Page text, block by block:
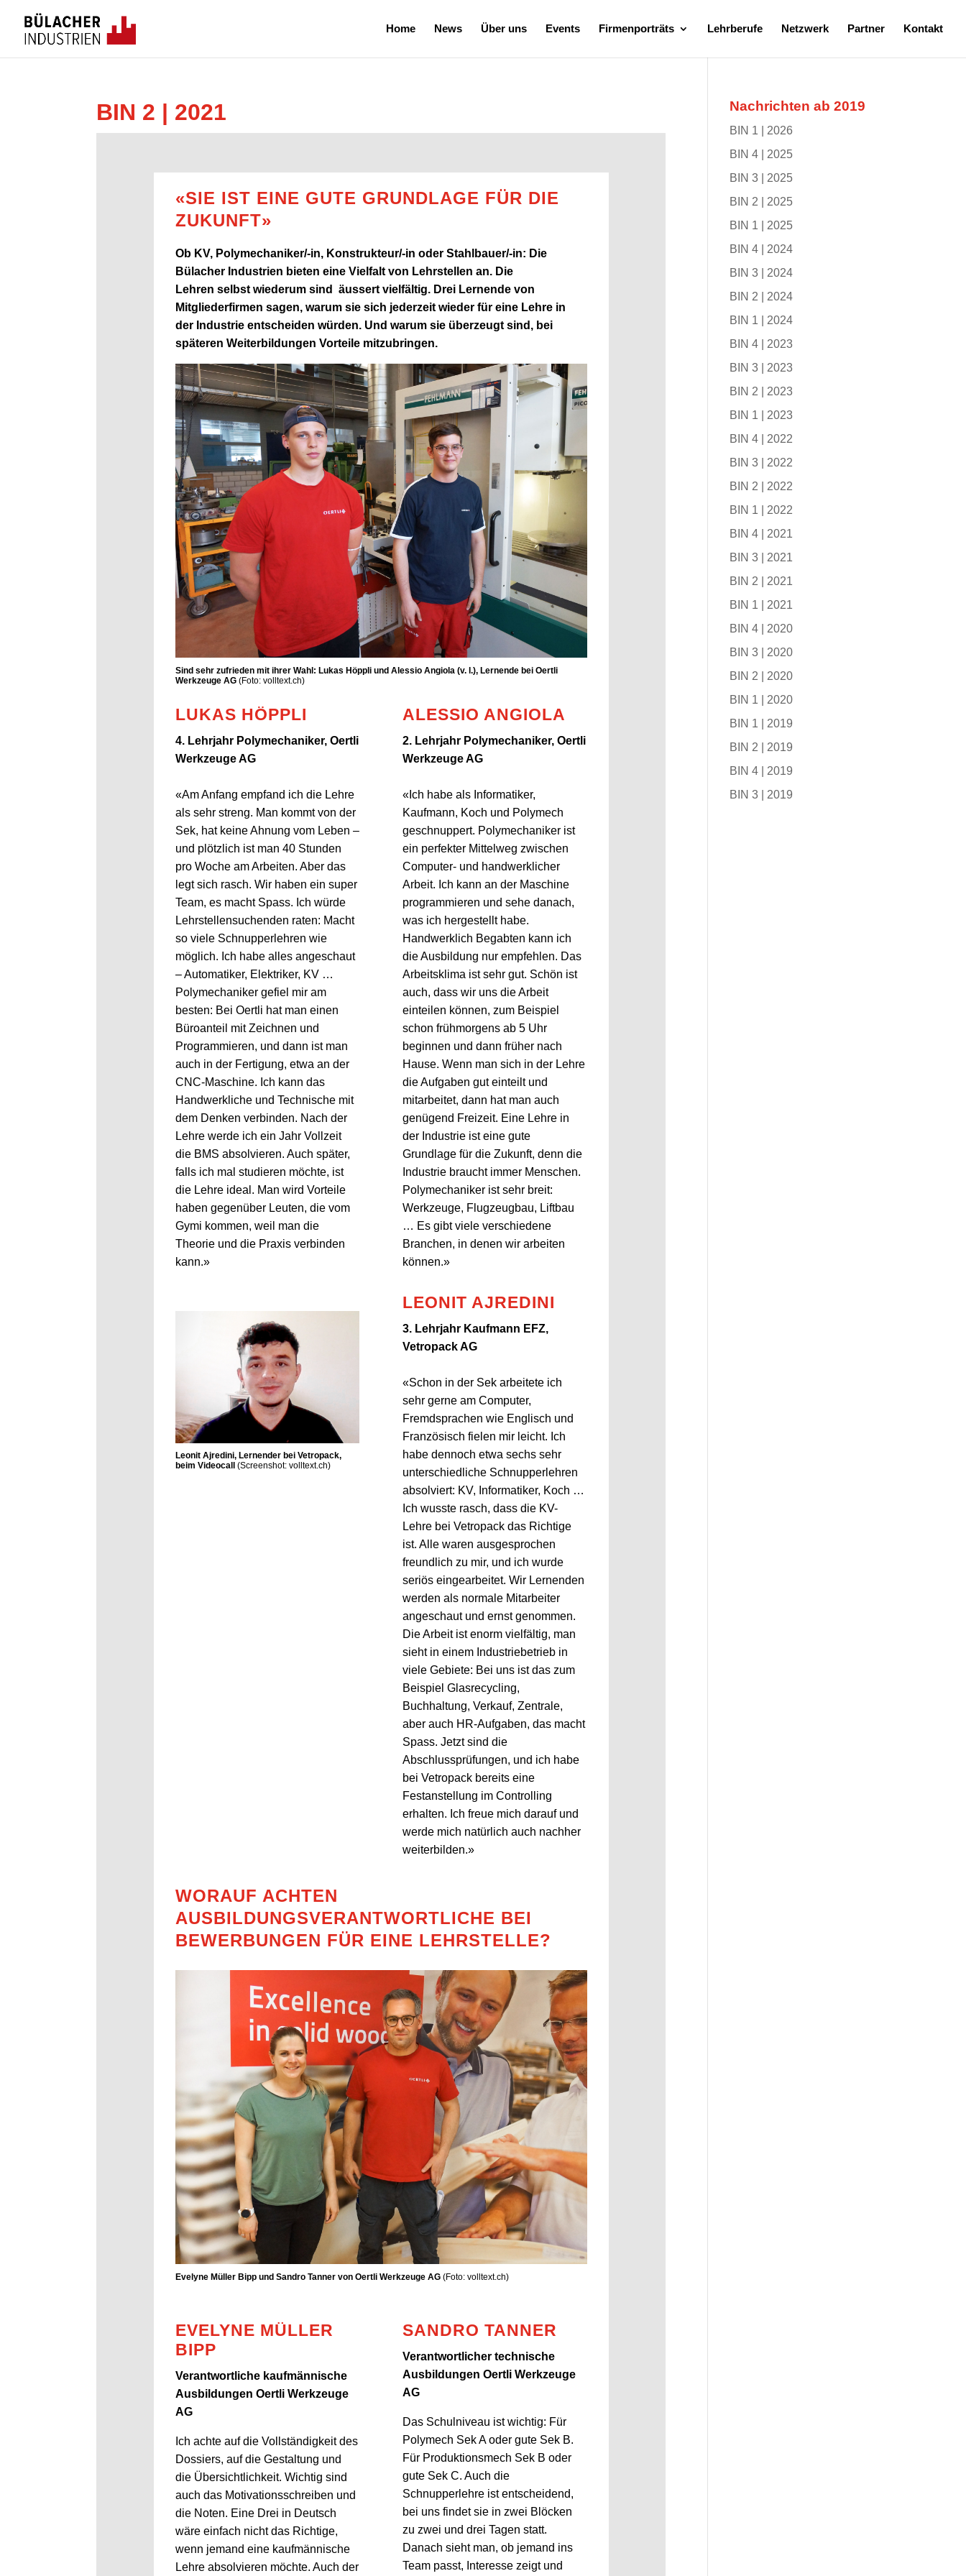
Home News Über uns Events Firmenporträts Lehrberufe Netzwerk Partner Kontakt
BIN 2 | 2021
«SIE IST EINE GUTE GRUNDLAGE FÜR DIE
ZUKUNFT»
Ob KV, Polymechaniker/-in, Konstrukteur/-in oder Stahlbauer/-in: Die
Bülacher Industrien bieten eine Vielfalt von Lehrstellen an. Die
Lehren selbst wiederum sind äussert vielfältig. Drei Lernende von
Mitgliederfirmen sagen, warum sie sich jederzeit wieder für eine Lehre in
der Industrie entscheiden würden. Und warum sie überzeugt sind, bei
späteren Weiterbildungen Vorteile mitzubringen.
Sind sehr zufrieden mit ihrer Wahl: Lukas Höppli und Alessio Angiola (v. l.), Lernende bei Oertli
Werkzeuge AG(Foto: volltext.ch)
LUKAS HÖPPLI
4. Lehrjahr Polymechaniker, Oertli
Werkzeuge AG
«Am Anfang empfand ich die Lehre
als sehr streng. Man kommt von der
Sek, hat keine Ahnung vom Leben –
und plötzlich ist man 40 Stunden
pro Woche am Arbeiten. Aber das
legt sich rasch. Wir haben ein super
Team, es macht Spass. Ich würde
Lehrstellensuchenden raten: Macht
so viele Schnupperlehren wie
möglich. Ich habe alles angeschaut
– Automatiker, Elektriker, KV …
Polymechaniker gefiel mir am
besten: Bei Oertli hat man einen
Büroanteil mit Zeichnen und
Programmieren, und dann ist man
auch in der Fertigung, etwa an der
CNC-Maschine. Ich kann das
Handwerkliche und Technische mit
dem Denken verbinden. Nach der
Lehre werde ich ein Jahr Vollzeit
die BMS absolvieren. Auch später,
falls ich mal studieren möchte, ist
die Lehre ideal. Man wird Vorteile
haben gegenüber Leuten, die vom
Gymi kommen, weil man die
Theorie und die Praxis verbinden
kann.»
ALESSIO ANGIOLA
2. Lehrjahr Polymechaniker, Oertli
Werkzeuge AG
«Ich habe als Informatiker,
Kaufmann, Koch und Polymech
geschnuppert. Polymechaniker ist
ein perfekter Mittelweg zwischen
Computer- und handwerklicher
Arbeit. Ich kann an der Maschine
programmieren und sehe danach,
was ich hergestellt habe.
Handwerklich Begabten kann ich
die Ausbildung nur empfehlen. Das
Arbeitsklima ist sehr gut. Schön ist
auch, dass wir uns die Arbeit
einteilen können, zum Beispiel
schon frühmorgens ab 5 Uhr
beginnen und dann früher nach
Hause. Wenn man sich in der Lehre
die Aufgaben gut einteilt und
mitarbeitet, dann hat man auch
genügend Freizeit. Eine Lehre in
der Industrie ist eine gute
Grundlage für die Zukunft, denn die
Industrie braucht immer Menschen.
Polymechaniker ist sehr breit:
Werkzeuge, Flugzeugbau, Liftbau
… Es gibt viele verschiedene
Branchen, in denen wir arbeiten
können.»
Leonit Ajredini, Lernender bei Vetropack,
beim Videocall (Screenshot: volltext.ch)
LEONIT AJREDINI
3. Lehrjahr Kaufmann EFZ,
Vetropack AG
«Schon in der Sek arbeitete ich
sehr gerne am Computer,
Fremdsprachen wie Englisch und
Französisch fielen mir leicht. Ich
habe dennoch etwa sechs sehr
unterschiedliche Schnupperlehren
absolviert: KV, Informatiker, Koch …
Ich wusste rasch, dass die KV-
Lehre bei Vetropack das Richtige
ist. Alle waren ausgesprochen
freundlich zu mir, und ich wurde
seriös eingearbeitet. Wir Lernenden
werden als normale Mitarbeiter
angeschaut und ernst genommen.
Die Arbeit ist enorm vielfältig, man
sieht in einem Industriebetrieb in
viele Gebiete: Bei uns ist das zum
Beispiel Glasrecycling,
Buchhaltung, Verkauf, Zentrale,
aber auch HR-Aufgaben, das macht
Spass. Jetzt sind die
Abschlussprüfungen, und ich habe
bei Vetropack bereits eine
Festanstellung im Controlling
erhalten. Ich freue mich darauf und
werde mich natürlich auch nachher
weiterbilden.»
WORAUF ACHTEN
AUSBILDUNGSVERANTWORTLICHE BEI
BEWERBUNGEN FÜR EINE LEHRSTELLE?
Evelyne Müller Bipp und Sandro Tanner von Oertli Werkzeuge AG(Foto: volltext.ch)
EVELYNE MÜLLER
BIPP
Verantwortliche kaufmännische
Ausbildungen Oertli Werkzeuge
AG
Ich achte auf die Vollständigkeit des
Dossiers, auf die Gestaltung und
die Übersichtlichkeit. Wichtig sind
auch das Motivationsschreiben und
die Noten. Eine Drei in Deutsch
wäre einfach nicht das Richtige,
wenn jemand eine kaufmännische
Lehre absolvieren möchte. Auch der
SANDRO TANNER
Verantwortlicher technische
Ausbildungen Oertli Werkzeuge
AG
Das Schulniveau ist wichtig: Für
Polymech Sek A oder gute Sek B.
Für Produktionsmech Sek B oder
gute Sek C. Auch die
Schnupperlehre ist entscheidend,
bei uns findet sie in zwei Blöcken
zu zwei und drei Tagen statt.
Danach sieht man, ob jemand ins
Team passt, Interesse zeigt und
Nachrichten ab 2019
BIN 1 | 2026
BIN 4 | 2025
BIN 3 | 2025
BIN 2 | 2025
BIN 1 | 2025
BIN 4 | 2024
BIN 3 | 2024
BIN 2 | 2024
BIN 1 | 2024
BIN 4 | 2023
BIN 3 | 2023
BIN 2 | 2023
BIN 1 | 2023
BIN 4 | 2022
BIN 3 | 2022
BIN 2 | 2022
BIN 1 | 2022
BIN 4 | 2021
BIN 3 | 2021
BIN 2 | 2021
BIN 1 | 2021
BIN 4 | 2020
BIN 3 | 2020
BIN 2 | 2020
BIN 1 | 2020
BIN 1 | 2019
BIN 2 | 2019
BIN 4 | 2019
BIN 3 | 2019